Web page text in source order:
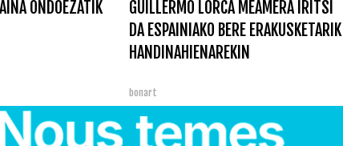
ONDOEZATIK
GUILLERMO LORCA MEAMERA IRITSI
DA ESPAINIAKO BERE ERAKUSKETARIK
HANDINAHIENAREKIN
bonart